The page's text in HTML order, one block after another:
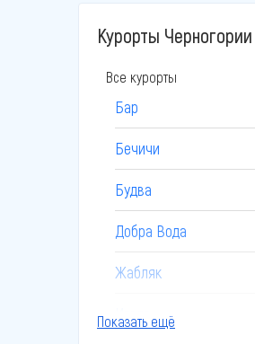
Курорты Черногории
Все курорты
Бар
Бечичи
Будва
Добра Вода
Жабляк
Показать ещё